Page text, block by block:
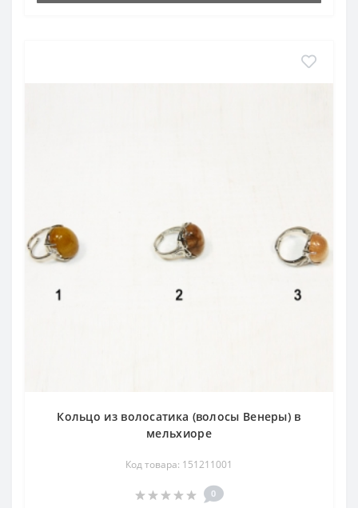
Кольцо из волосатика (волосы Венеры) в
мельхиоре
Код товара: 151211001
0